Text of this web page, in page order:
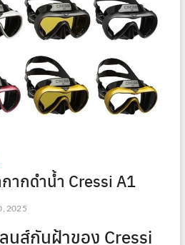
ากดำน้ำ Cressi A1
2025
ลนส์กันฝ้าของ Cressi